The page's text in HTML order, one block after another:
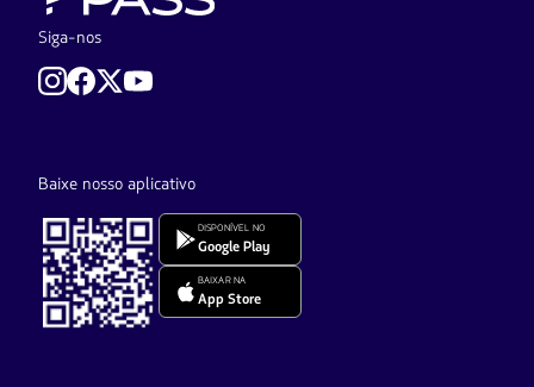
Siga-nos
Baixe nosso aplicativo
DISPONÍVEL NO
Google Play
BAIXAR NA
App Store